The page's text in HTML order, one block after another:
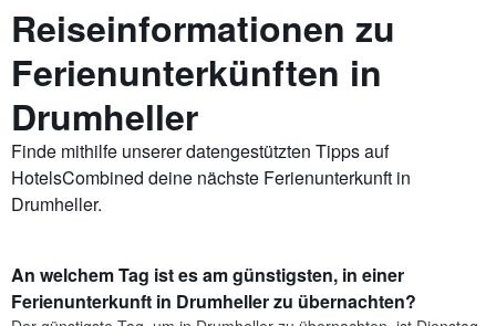
Reiseinformationen zu
Ferienunterkünften in
Drumheller
Finde mithilfe unserer datengestützten Tipps auf
HotelsCombined deine nächste Ferienunterkunft in
Drumheller.
An welchem Tag ist es am günstigsten, in einer
Ferienunterkunft in Drumheller zu übernachten?